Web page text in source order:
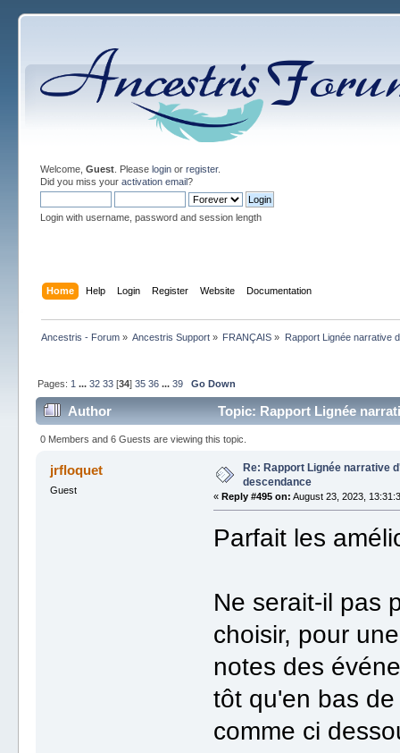
Welcome, Guest. Please loginor register.
Did you miss your activation email?
Login with username, password and session length
Home Help Login Register Website Documentation
Ancestris - Forum» Ancestris Support » FRANÇAIS » Rapport Lignée narrative
Pages: 1 ... 32 33[34] 35 36 ... 39 Go Down
Author Topic: Rapport Lignée
0 Members and 6 Guests are viewing this topic.
jrfloquet
Guest
Re: Rapport Lignée narrative
descendance
«Reply #495 on: August 23, 2023,
Parfait les
Ne serait-il pas
choisir, pour
notes des
tôt qu'en bas
comme ci